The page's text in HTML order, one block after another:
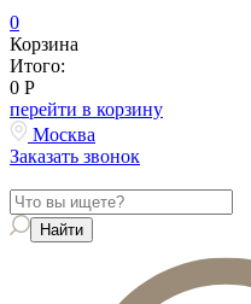
0
Корзина
Итого:
0 Р
перейти в корзину
Москва
Заказать звонок